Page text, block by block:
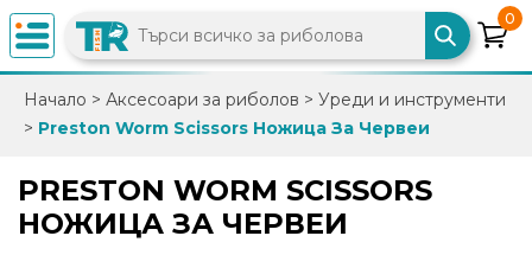
×
0882
086
0
Начало > Аксесоари за риболов > Уреди и инструменти
> Preston Worm Scissors Ножица За Червеи
PRESTON WORM SCISSORS
НОЖИЦА ЗА ЧЕРВЕИ